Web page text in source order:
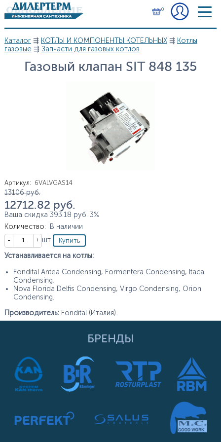
Перейти к основному содержанию
0
Вы здесь
Каталог⇶ КОТЛЫ И КОМПОНЕНТЫ КОТЕЛЬНЫХ⇶ Котлы
газовые ⇶ Запчасти для газовых котлов
Газовый клапан SIT 848 135
Артикул: 6VALVGAS14
Цена
13 106 руб.
12 712.82 руб.
Ваша скидка 393.18 руб. 3%
Количество:
В наличии
Кол-во
шт
Устанавливается на котлы:
Fondital Antea Condensing, Formentera Condensing, Itaca
Condensing;
Nova Florida Delfis Condensing, Virgo Condensing, Orion
Condensing.
Производитель: Fondital (Италия).
БРЕНДЫ